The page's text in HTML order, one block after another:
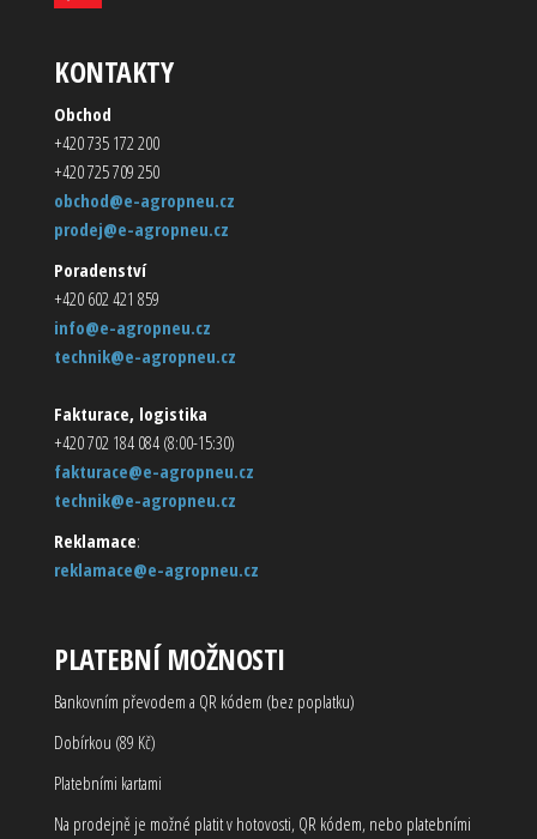
KONTAKTY
Obchod
+420 735 172 200
+420 725 709 250
obchod@e-agropneu.cz
prodej@e-agropneu.cz
Poradenství
+420 602 421 859
info@e-agropneu.cz
technik@e-agropneu.cz
Fakturace, logistika
+420 702 184 084 (8:00-15:30)
fakturace@e-agropneu.cz
technik@e-agropneu.cz
Reklamace:
reklamace@e-agropneu.cz
PLATEBNÍ MOŽNOSTI
Bankovním převodem a QR kódem (bez poplatku)
Dobírkou (89 Kč)
Platebními kartami
Na prodejně je možné platit v hotovosti, QR kódem, nebo platebními